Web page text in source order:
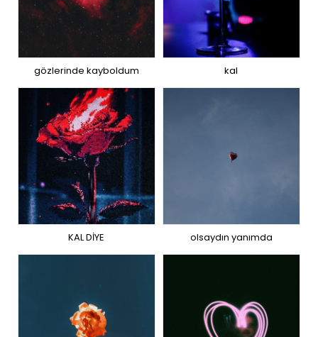
gözlerinde kayboldum kal
KAL DİYE olsaydın yanımda